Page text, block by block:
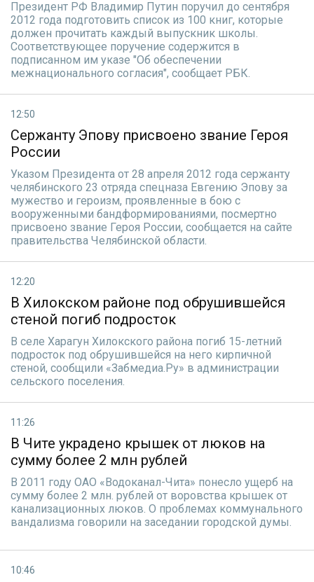
Президент РФ Владимир Путин поручил до сентября
2012 года подготовить список из 100 книг, которые
должен прочитать каждый выпускник школы.
Соответствующее поручение содержится в
подписанном им указе "Об обеспечении
межнационального согласия", сообщает РБК.
12:50
Сержанту Эпову присвоено звание Героя
России
Указом Президента от 28 апреля 2012 года сержанту
челябинского 23 отряда спецназа Евгению Эпову за
мужество и героизм, проявленные в бою с
вооруженными бандформированиями, посмертно
присвоено звание Героя России, сообщается на сайте
правительства Челябинской области.
12:20
В Хилокском районе под обрушившейся
стеной погиб подросток
В селе Харагун Хилокского района погиб 15-летний
подросток под обрушившейся на него кирпичной
стеной, сообщили «Забмедиа.Ру» в администрации
сельского поселения.
11:26
В Чите украдено крышек от люков на
сумму более 2 млн рублей
В 2011 году ОАО «Водоканал-Чита» понесло ущерб на
сумму более 2 млн. рублей от воровства крышек от
канализационных люков. О проблемах коммунального
вандализма говорили на заседании городской думы.
10:46